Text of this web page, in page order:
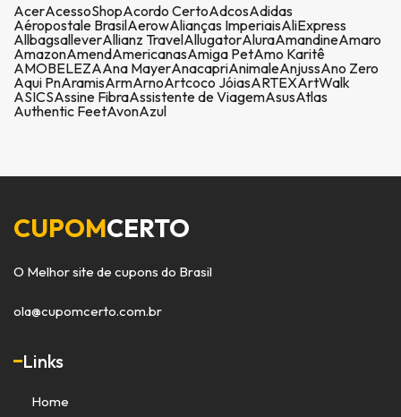
AcerAcessoShopAcordo CertoAdcosAdidas
Aéropostale BrasilAerowAlianças ImperiaisAliExpress
AllbagsalleverAllianz TravelAllugatorAluraAmandineAmaro
AmazonAmendAmericanasAmiga PetAmo Karitê
AMOBELEZAAna MayerAnacapriAnimaleAnjussAno Zero
Aqui PnAramisArmArnoArtcoco JóiasARTEXArtWalk
ASICSAssine FibraAssistente de ViagemAsusAtlas
Authentic FeetAvonAzul
CUPOMCERTO
O Melhor site de cupons do Brasil
ola@cupomcerto.com.br
Links
Home